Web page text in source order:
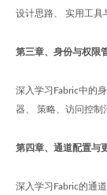
设计思路、 实用工具
第三章、身份与权限
深入学习Fabric中的
器、 策略、访问控制
第四章、通道配置与
深入学习Fabric的通